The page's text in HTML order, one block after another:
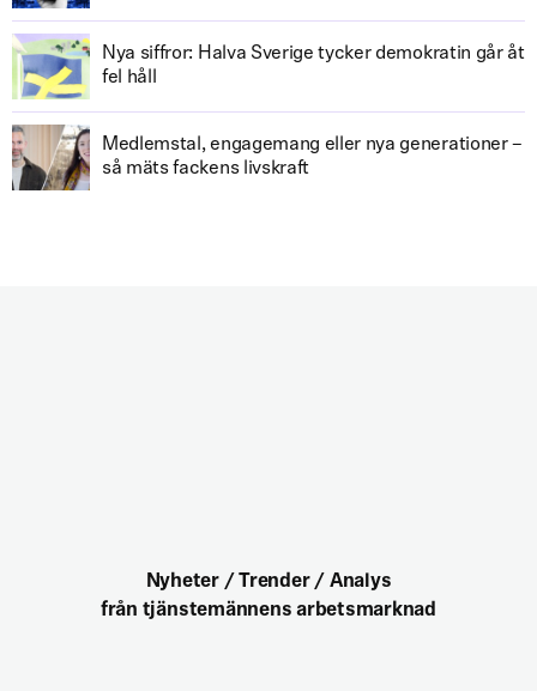
Nya siffror: Halva Sverige tycker demokratin går åt
fel håll
Medlemstal, engagemang eller nya generationer –
så mäts fackens livskraft
Nyheter / Trender / Analys
från tjänstemännens arbetsmarknad